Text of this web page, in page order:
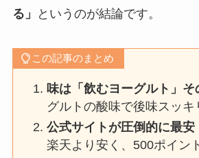
る」
というのが結論です。
この記事のまとめ
味は「飲むヨーグルト」そ
グルトの酸味で後味スッキ
公式サイトが圧倒的に最安
楽天より安く、500ポイン